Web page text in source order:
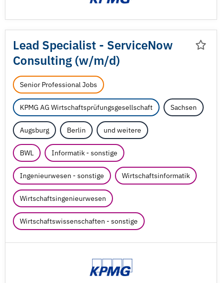
Lead Specialist - ServiceNow
Consulting (w/m/d)
Senior Professional Jobs
KPMG AG Wirtschaftsprüfungsgesellschaft Sachsen
Augsburg Berlin und weitere
BWL Informatik - sonstige
Ingenieurwesen - sonstige Wirtschaftsinformatik
Wirtschaftsingenieurwesen
Wirtschaftswissenschaften - sonstige